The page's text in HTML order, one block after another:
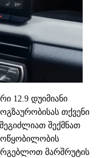
12.9 დუიმიანი
თქვენი
შექმნათ
მარშრუტის